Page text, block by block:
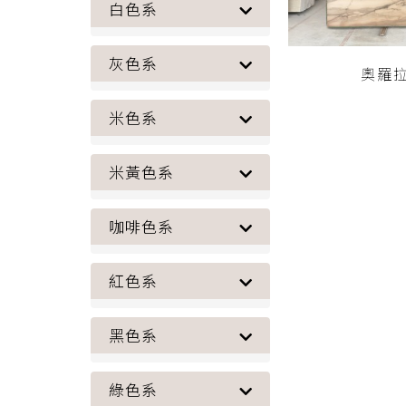
白色系
灰色系
米色系
米黃色系
咖啡色系
紅色系
黑色系
綠色系
奧羅